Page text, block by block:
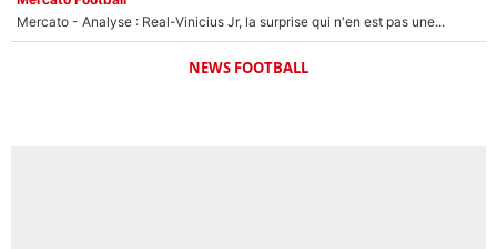
Mercato - Analyse : Real-Vinicius Jr, la surprise qui n'en est pas une...
NEWS FOOTBALL